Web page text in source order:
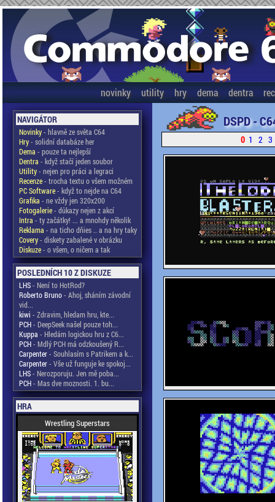
novinky utility hry dema dentra
NAVIGÁTOR
Novinky- hlavně ze světa C64
Hry- solidní databáze her
Dema - pouze ta nejlepší
Dentra - když stačí jeden soubor
Utility- nejen pro práci a legraci
Recenze- trocha textu o všem možném
PC Software- když to nejde na C64
Grafika - ne vždy jen 320x200
Fotogalerie- důkazy nejen z akcí
Intra - ty začátky! ... a mnohdy několik
Reklama - na ticho dňies .. a na hry taky
Covery- diskety zabalené v obrázku
Diskuze- o všem, o ničem a tak
POSLEDNÍCH 10 Z DISKUZE
LHS- Není to HotRod?
Roberto Bruno- Ahoj, sháním závodní
vid...
kiwi - Zdravim, hledam hru, kte...
PCH- DeepSeek našel pouze toh...
Kuppa - Hledám logickou hru z C6...
PCH- Mdlý PCH má odzkoušený R...
Carpenter- Souhlasím s Patrikem a k...
Carpenter- Vše už funguje ke spokoj...
LHS- Nerozporuju. Jen mě poba...
PCH- Mas dve moznosti. 1. bu...
HRA
Wrestling Superstars
DSPD -
0 1 2 3